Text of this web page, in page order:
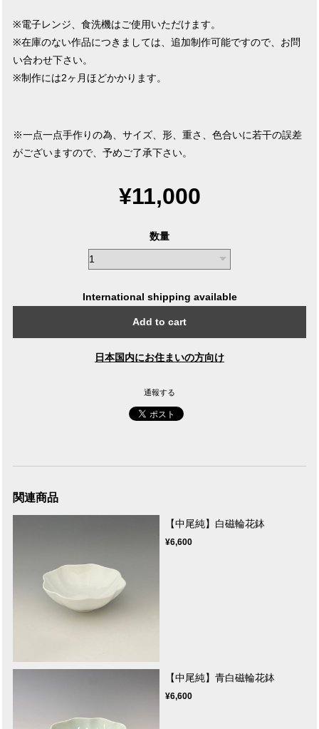
※電子レンジ、食洗機はご使用いただけます。
※在庫のない作品につきましては、追加制作可能ですので、お問
い合わせ下さい。
※制作には2ヶ月ほどかかります。
※一点一点手作りの為、サイズ、形、重さ、色合いに若干の誤差
がございますので、予めご了承下さい。
¥11,000
数量
International shipping available
Add to cart
日本国内にお住まいの方向け
通報する
関連商品
【中尾純】白磁輪花鉢
¥6,600
【中尾純】青白磁輪花鉢
¥6,600